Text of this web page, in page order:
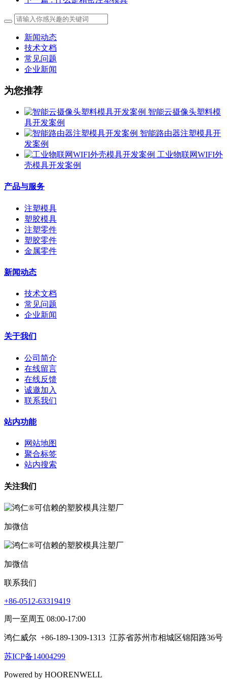
新闻动态
技术文档
常见问题
企业新闻
为您推荐
智能云摄像头塑料模
具开发案例
智能路由器注塑模具开
发案例
工业物联网WIFI外
壳模具开发案例
产品与服务
注塑模具
塑胶模具
注塑零件
塑胶零件
金属零件
新闻动态
技术文档
常见问题
企业新闻
关于我们
公司简介
在线留言
在线反馈
诚邀加入
联系我们
站内功能
网站地图
聚合标签
站内搜索
关注我们
加微信
加微信
联系我们
+86-0512-63319419
周一至周五 08:00-17:00
鸿仁威尔 +86-189-1309-1313 江苏省苏州市相城区锦阳路36号
苏ICP备14004299
Powered by HOORENWELL